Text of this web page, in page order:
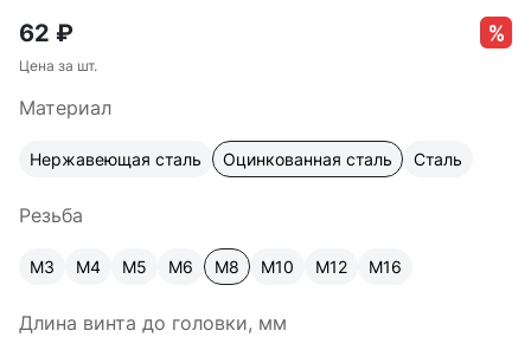
62 ₽
Цена за шт.
Материал
Нержавеющая сталь Оцинкованная сталь Сталь
Резьба
М3 М4 М5 М6 М8 М10 М12 М16
Длина винта до головки, мм